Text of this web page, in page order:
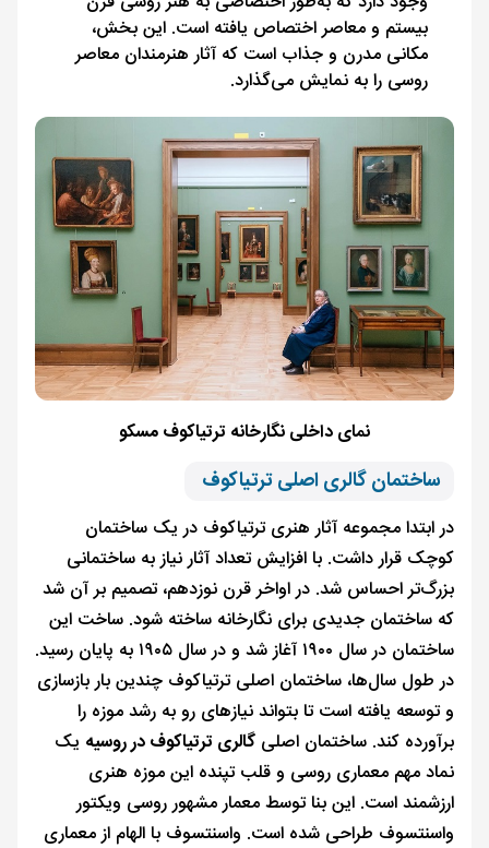
بیستم و معاصر اختصاص یافته است. این بخش،
مکانی مدرن و جذاب است که آثار هنرمندان معاصر
روسی را به نمایش می‌گذارد.
نمای داخلی نگارخانه ترتیاکوف مسکو
ساختمان گالری اصلی ترتیاکوف
در ابتدا مجموعه آثار هنری ترتیاکوف در یک ساختمان
کوچک قرار داشت. با افزایش تعداد آثار نیاز به ساختمانی
بزرگ‌تر احساس شد. در اواخر قرن نوزدهم، تصمیم بر آن شد
که ساختمان جدیدی برای نگارخانه ساخته شود. ساخت این
ساختمان در سال ۱۹۰۰ آغاز شد و در سال ۱۹۰۵ به پایان رسید.
در طول سال‌ها، ساختمان اصلی ترتیاکوف چندین بار بازسازی
و توسعه یافته است تا بتواند نیازهای رو به رشد موزه را
برآورده کند. ساختمان اصلی گالری ترتیاکوف در روسیه یک
نماد مهم معماری روسی و قلب تپنده این موزه هنری
ارزشمند است. این بنا توسط معمار مشهور روسی ویکتور
واسنتسوف طراحی شده است. واسنتسوف با الهام از معماری